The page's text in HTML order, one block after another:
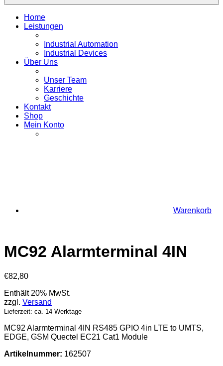
Home
Leistungen
Industrial Automation
Industrial Devices
Über Uns
Unser Team
Karriere
Geschichte
Kontakt
Shop
Mein Konto
Warenkorb
MC92 Alarmterminal 4IN
€82,80
Enthält 20% MwSt.
zzgl. Versand
Lieferzeit: ca. 14 Werktage
MC92 Alarmterminal 4IN RS485 GPIO 4in LTE to UMTS,
EDGE, GSM Quectel EC21 Cat1 Module
Artikelnummer: 162507